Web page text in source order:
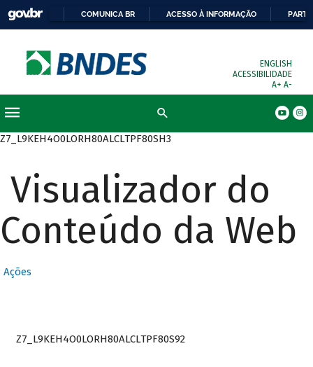
COMUNICA BR ACESSO À INFORMAÇÃO
ENGLISH
ACESSIBILIDADE
A+ A-
Z7_L9KEH4O0LORH80ALCLTPF80SH3
Visualizador do
Conteúdo da Web
Ações
Z7_L9KEH4O0LORH80ALCLTPF80S92